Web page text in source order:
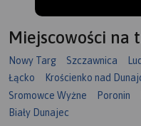
Miejscowości na
Nowy Targ Szczawnica
Łącko
Krościenko nad
Sromowce Wyżne
Poronin
Biały Dunajec